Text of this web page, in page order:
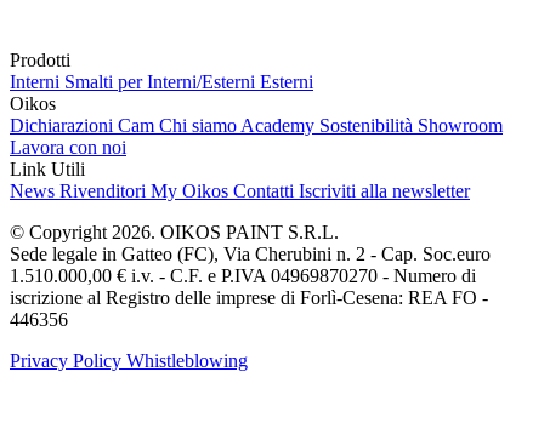
Prodotti
Interni Smalti per Interni/Esterni Esterni
Oikos
Dichiarazioni Cam Chi siamo Academy Sostenibilità Showroom
Lavora con noi
Link Utili
News Rivenditori My Oikos Contatti Iscriviti alla newsletter
© Copyright 2026. OIKOS PAINT S.R.L.
Sede legale in Gatteo (FC), Via Cherubini n. 2 - Cap. Soc.euro
1.510.000,00 € i.v. - C.F. e P.IVA 04969870270 - Numero di
iscrizione al Registro delle imprese di Forlì-Cesena: REA FO -
446356
Privacy Policy Whistleblowing